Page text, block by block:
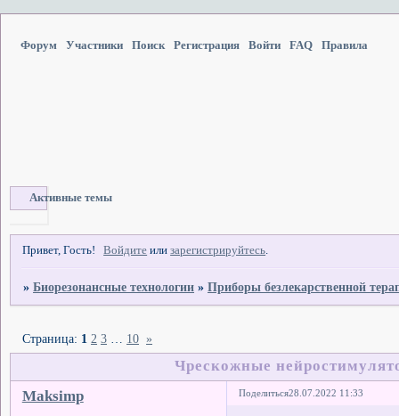
Форум Участники Поиск Регистрация Войти FAQ Правила
Активные темы
Привет, Гость! Войдите илизарегистрируйтесь.
»Биорезонансные технологии »Приборы безлекарственной
Чрескожные
Страница: 1 2 3 … 10 »
Поделиться28.07.2022 11:33
Maksimp